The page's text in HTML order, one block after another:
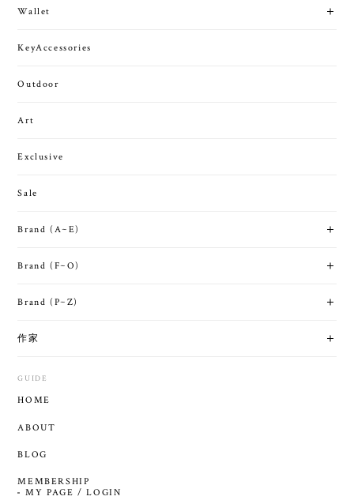
Wallet
KeyAccessories
Outdoor
Art
Exclusive
Sale
Brand (A~E)
Brand (F~O)
Brand (P~Z)
作家
GUIDE
HOME
ABOUT
BLOG
MEMBERSHIP
MY PAGE / LOGIN